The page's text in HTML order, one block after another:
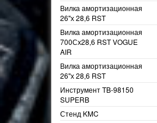
Вилка амортизационная
26"х 28,6 RST
Вилка амортизационная
700Сх28,6 RST VOGUE
AIR
Вилка амортизационная
26"х 28,6 RST
Инструмент TB-98150
SUPERB
Стенд KMC